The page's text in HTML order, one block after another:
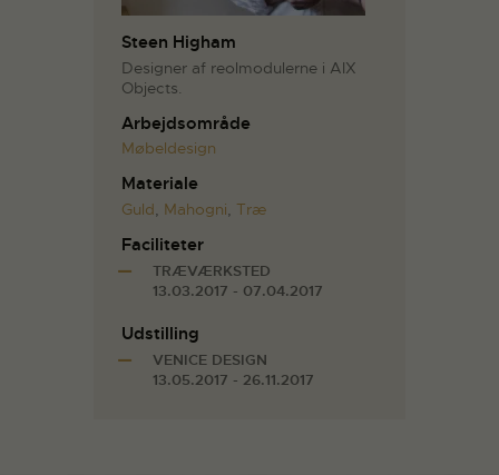
Steen Higham
Designer af reolmodulerne i AIX
Objects.
Arbejdsområde
Møbeldesign
Materiale
Guld, Mahogni, Træ
Faciliteter
TRÆVÆRKSTED
13.03.2017 - 07.04.2017
Udstilling
VENICE DESIGN
13.05.2017 - 26.11.2017